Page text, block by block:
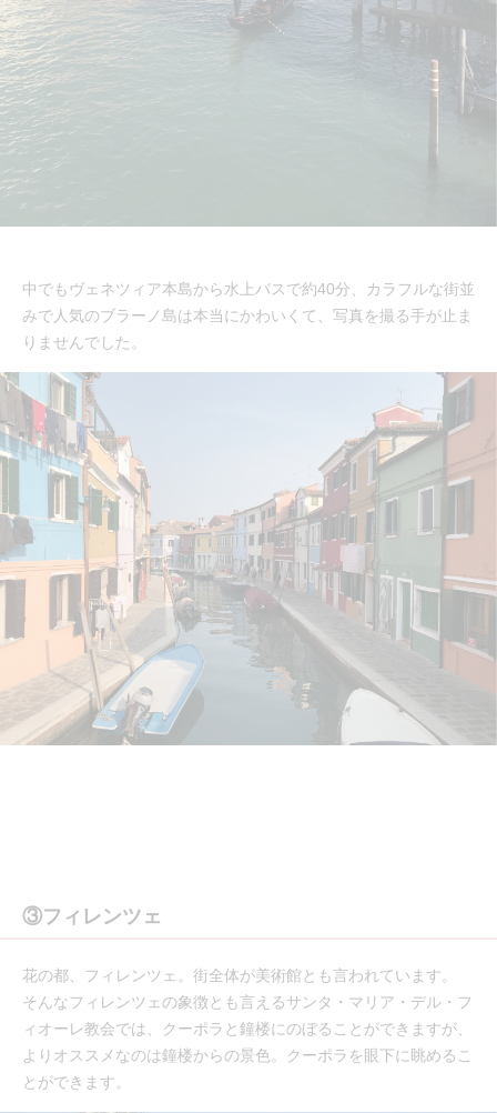
中でもヴェネツィア本島から水上バスで約40分、カラフルな街並
みで人気のブラーノ島は本当にかわいくて、写真を撮る手が止ま
りませんでした。
③フィレンツェ
花の都、フィレンツェ。街全体が美術館とも言われています。
そんなフィレンツェの象徴とも言えるサンタ・マリア・デル・フ
ィオーレ教会では、クーポラと鐘楼にのぼることができますが、
よりオススメなのは鐘楼からの景色。クーポラを眼下に眺めるこ
とができます。